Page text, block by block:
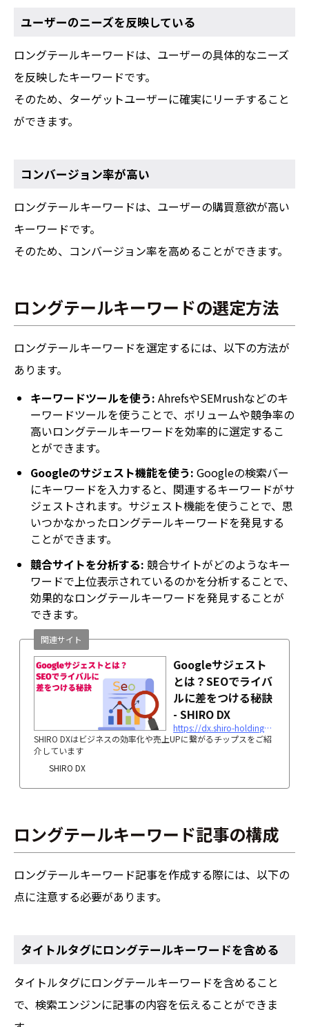
ユーザーのニーズを反映している
ロングテールキーワードは、ユーザーの具体的なニーズ
を反映したキーワードです。
そのため、ターゲットユーザーに確実にリーチすること
ができます。
コンバージョン率が高い
ロングテールキーワードは、ユーザーの購買意欲が高い
キーワードです。
そのため、コンバージョン率を高めることができます。
ロングテールキーワードの選定方法
ロングテールキーワードを選定するには、以下の方法が
あります。
キーワードツールを使う: AhrefsやSEMrushなどのキ
ーワードツールを使うことで、ボリュームや競争率の
高いロングテールキーワードを効率的に選定するこ
とができます。
Googleのサジェスト機能を使う: Googleの検索バー
にキーワードを入力すると、関連するキーワードがサ
ジェストされます。サジェスト機能を使うことで、思
いつかなかったロングテールキーワードを発見する
ことができます。
競合サイトを分析する: 競合サイトがどのようなキー
ワードで上位表示されているのかを分析することで、
効果的なロングテールキーワードを発見することが
できます。
Googleサジェスト
とは？SEOでライバ
ルに差をつける秘訣
- SHIRO DX
https://dx.shiro-holdings.co.jp/p2646/
SHIRO DXはビジネスの効率化や売上UPに繋がるチップスをご紹
介しています
SHIRO DX
関連サイト
ロングテールキーワード記事の構成
ロングテールキーワード記事を作成する際には、以下の
点に注意する必要があります。
タイトルタグにロングテールキーワードを含める
タイトルタグにロングテールキーワードを含めること
で、検索エンジンに記事の内容を伝えることができま